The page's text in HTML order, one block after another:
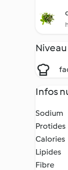
Niveau
Infos
Sodium
Protides
Calories
Lipides
Fibre